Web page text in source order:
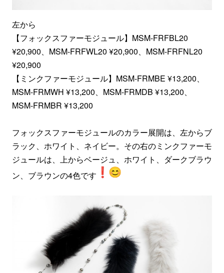
左から
【フォックスファーモジュール】MSM-FRFBL20
¥20,900、MSM-FRFWL20 ¥20,900、MSM-FRFNL20
¥20,900
【ミンクファーモジュール】MSM-FRMBE ¥13,200、
MSM-FRMWH ¥13,200、MSM-FRMDB ¥13,200、
MSM-FRMBR ¥13,200
フォックスファーモジュールのカラー展開は、左からブ
ラック、ホワイト、ネイビー。その右のミンクファーモ
ジュールは、上からベージュ、ホワイト、ダークブラウ
ン、ブラウンの4色です